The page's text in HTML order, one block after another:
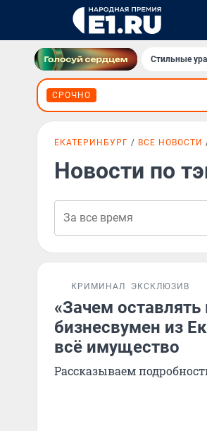
Стильные
СРОЧНО
ЕКАТЕРИНБУРГ ВСЕ НОВОСТИ
Новости по
КРИМИНАЛ ЭКСКЛЮЗИВ
«Зачем
бизнесвумен из
всё имущество
Рассказываем